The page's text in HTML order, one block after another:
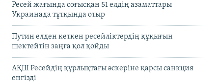
Ресей жағында соғысқан 51 елдің азаматтары
Украинада тұтқында отыр
Путин елден кеткен ресейліктердің құқығын
шектейтін заңға қол қойды
АҚШ Ресейдің құрлықтағы әскеріне қарсы санкция
енгізді